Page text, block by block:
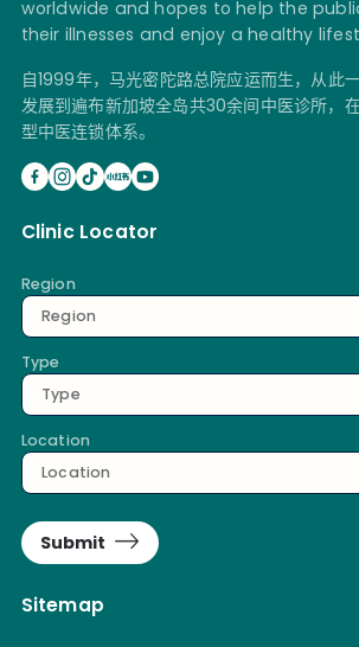
worldwide and hopes to help the
their illnesses and enjoy a healthy
自1999年，马光密陀路总院应运而生，从此
发展到遍布新加坡全岛共30余间中医诊所，
型中医连锁体系。
Clinic Locator
Region
Region
Type
Type
Location
Location
Submit
Sitemap